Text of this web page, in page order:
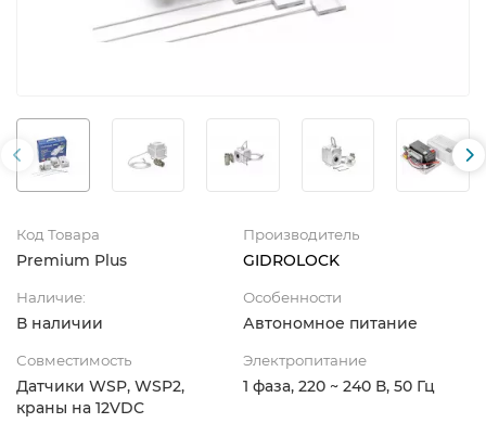
Код Товара
Premium Plus
Производитель
GIDROLOCK
Наличие:
В наличии
Особенности
Автономное питание
Совместимость
Датчики WSP, WSP2,
краны на 12VDC
Электропитание
1 фаза, 220 ~ 240 В, 50 Гц